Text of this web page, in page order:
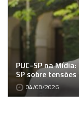
PUC-SP na
SP sobre
04/08/2026